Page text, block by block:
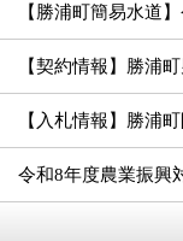
【勝浦町簡易水道
【契約情報】勝浦
令和8年度農業振興